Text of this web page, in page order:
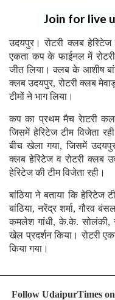
Join for live
उदयपुर। रोटरी क्लब
एकता कप के फाईनल में
जीत लिया। क्लब के आशीष
क्लब उदयपुर, रोटरी क्लब
टीमों ने भाग लिया।
कप का प्रथम मैच रेाटरी
जिसमें हेरिटेज टीम विजेता
बीच खेला गया, जिसमें
क्लब हेरिटेज व रोटरी क्लब
हेरिटेज की टीम विजेता रही।
बांठिया ने बताया कि
बांठिया, नरेंद्र शर्मा, गौरव
कमलेश गांधी, के.के. सोलंकी,
खेल प्रदर्शन किया। रोटरी
किया गया।
Follow UdaipurTimes on